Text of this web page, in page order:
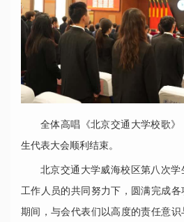
全体高唱《北京交通大学校歌
生代表大会顺利结束。
北京交通大学威海校区第八次
工作人员的共同努力下，圆满完成
期间，与会代表们以高度的责任意